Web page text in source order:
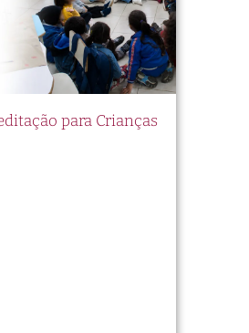
para Crianças